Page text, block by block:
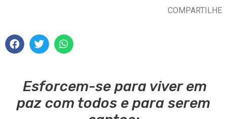
COMPARTILHE
Esforcem-se para viver em
paz com todos e para serem